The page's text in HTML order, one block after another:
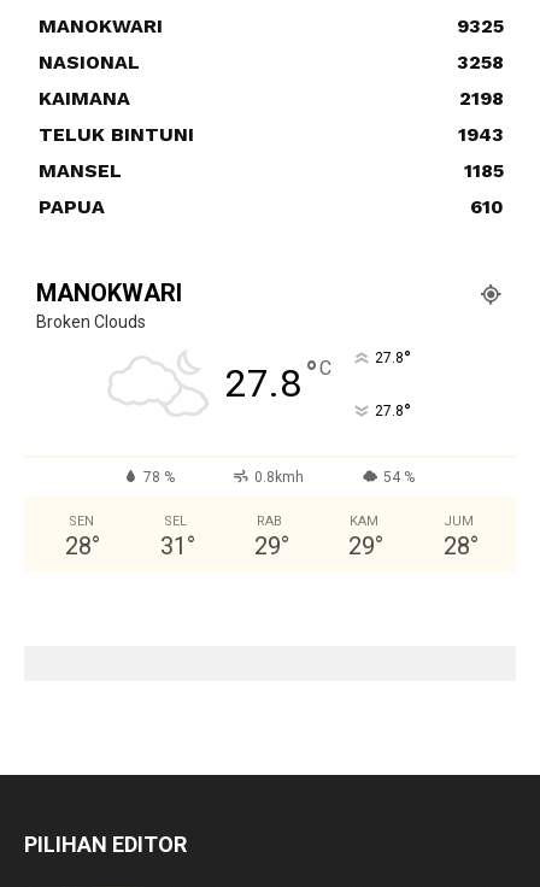
MANOKWARI
9325
NASIONAL
3258
KAIMANA
2198
TELUK BINTUNI
1943
MANSEL
1185
PAPUA
610
MANOKWARI
Broken Clouds
27.8°C 27.8°
27.8°
78 % 0.8kmh 54 %
SEN
28°
SEL
31 °
RAB
29°
KAM
29°
JUM
28°
PILIHAN EDITOR